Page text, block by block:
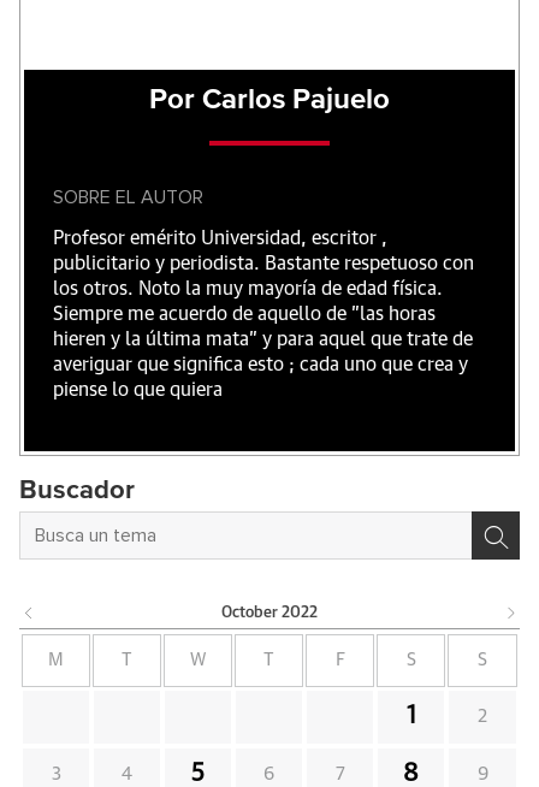
Por Carlos Pajuelo
SOBRE EL AUTOR
Profesor emérito Universidad, escritor ,
publicitario y periodista. Bastante respetuoso con
los otros. Noto la muy mayoría de edad física.
Siempre me acuerdo de aquello de "las horas
hieren y la última mata" y para aquel que trate de
averiguar que significa esto ; cada uno que crea y
piense lo que quiera
Buscador
October 2022
M W F S S
1 2
3 4 5 6 7 8 9